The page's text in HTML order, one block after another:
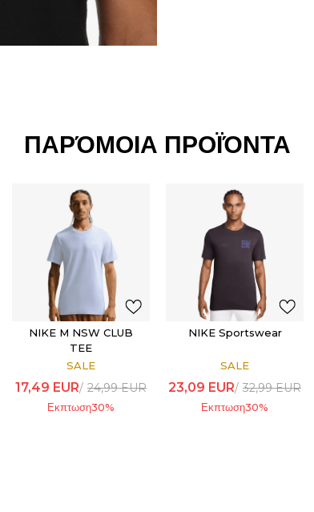
ΠΑΡΌΜΟΙΑ ΠΡΟΪΌΝΤΑ
NIKE M NSW CLUB
TEE
SALE
17,49 EUR 24,99EUR
Εκπτωση30%
NIKE Sportswear
SALE
23,09 EUR 32,99EUR
Εκπτωση30%